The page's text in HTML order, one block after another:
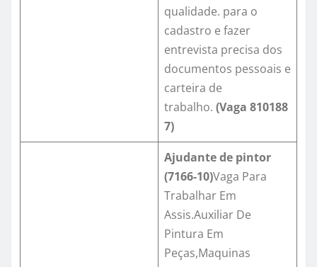
qualidade. para o
cadastro e fazer
entrevista precisa dos
documentos pessoais e
carteira de
trabalho. (Vaga 810188
7)
Ajudante de pintor
(7166-10)Vaga Para
Trabalhar Em
Assis.Auxiliar De
Pintura Em
Peças,Maquinas